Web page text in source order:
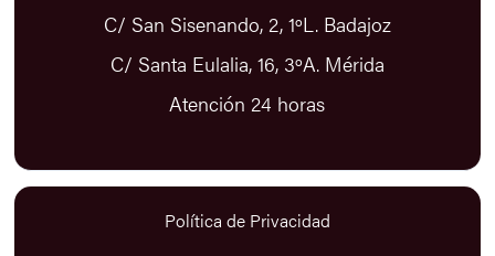
C/ San Sisenando, 2, 1ºL. Badajoz
C/ Santa Eulalia, 16, 3ºA. Mérida
Atención 24 horas
Política de Privacidad